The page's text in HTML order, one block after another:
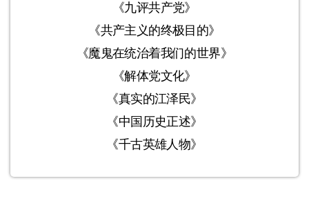
《九评共产党》
《共产主义的终极目的》
《魔鬼在统治着我们的世界》
《解体党文化》
《真实的江泽民》
《中国历史正述》
《千古英雄人物》